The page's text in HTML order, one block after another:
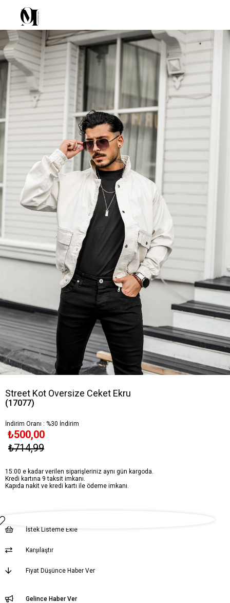
Street Kot Oversize Ceket Ekru
(17077)
İndirim Oranı : %30 İndirim
₺714,99
₺500,00
15:00 e kadar verilen siparişleriniz aynı gün kargoda.
Kredi kartına 9 taksit imkanı.
Kapıda nakit ve kredi kartı ile ödeme imkanı.
İstek Listeme Ekle
Karşılaştır
Fiyat Düşünce Haber Ver
Gelince Haber Ver